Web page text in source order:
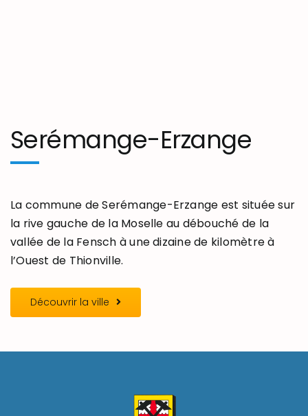
Serémange-Erzange
La commune de Serémange-Erzange est située sur
la rive gauche de la Moselle au débouché de la
vallée de la Fensch à une dizaine de kilomètre à
l’Ouest de Thionville.
Découvrir la ville